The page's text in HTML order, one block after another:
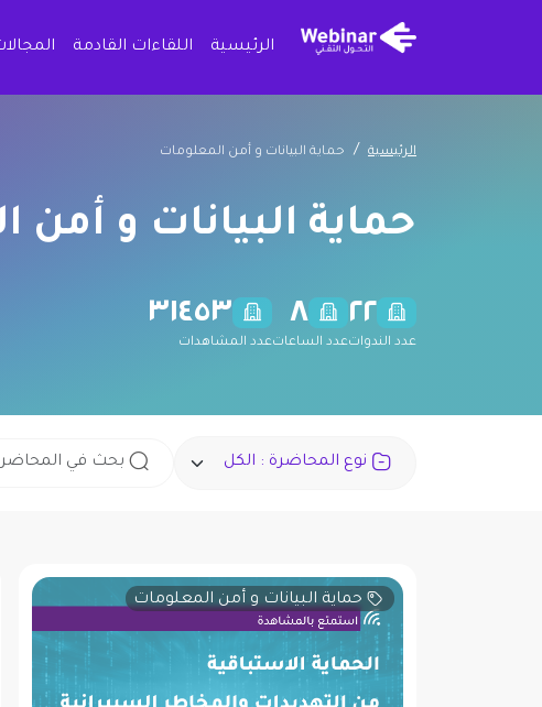
الرئيسية اللقاءات القادمة
الرئيسية حماية البيانات و أمن المعلومات
حماية البيانات و أمن
٢٢
عدد الندوات
٨
عدد الساعات
٣١٤٥٣
عدد المشاهدات
نوع المحاضرة : الكل
حماية البيانات و أمن المعلومات